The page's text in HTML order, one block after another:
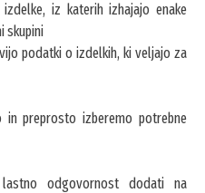
iz katerih izhajajo enake
skupini
podatki o izdelkih, ki veljajo za
preprosto izberemo potrebne
odgovornost dodati na